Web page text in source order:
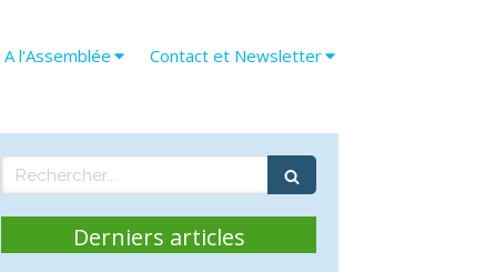
A l'Assemblée Contact et Newsletter
Rechercher
Derniers articles